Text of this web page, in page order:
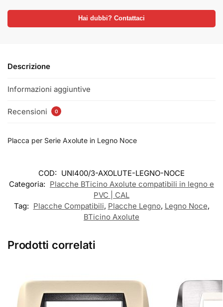
Hai dubbi? Contattaci
Descrizione
Informazioni aggiuntive
Recensioni 0
Placca per Serie Axolute in Legno Noce
COD: UNI400/3-AXOLUTE-LEGNO-NOCE
Categoria: Placche BTicino Axolute compatibili in legno e
PVC | CAL
Tag: Placche Compatibili, Placche Legno, Legno Noce,
BTicino Axolute
Prodotti correlati